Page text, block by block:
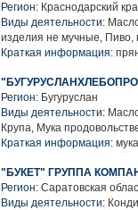
Регион: Краснодарский
Виды деятельности:
изделия не мучные, Пиво,
Краткая информация:
Регион: Бугуруслан
Виды деятельности:
Крупа, Мука
Краткая информация:
"БУКЕТ" ГРУППА
Регион: Саратовская
Виды деятельности: